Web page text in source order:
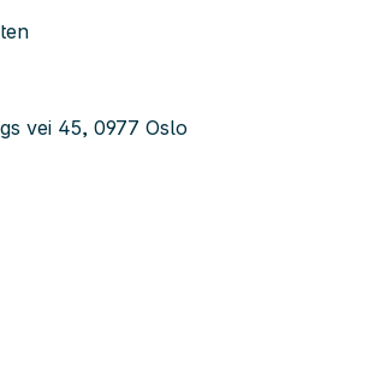
vei 45, 0977 Oslo